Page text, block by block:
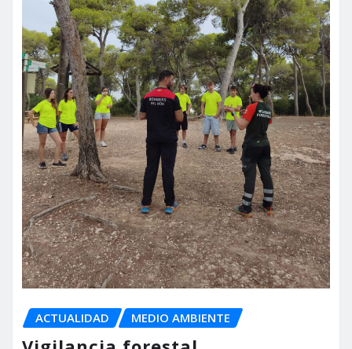
ACTUALIDAD MEDIO AMBIENTE